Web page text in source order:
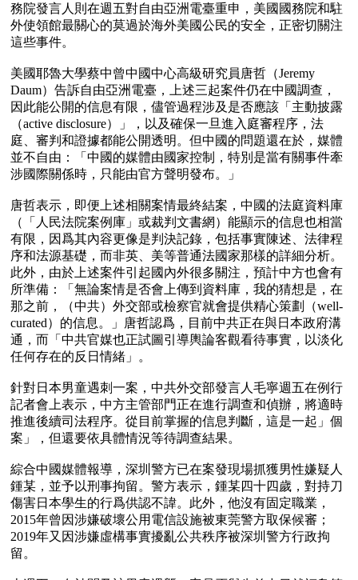
務院發言人則在週五對自由亞洲電臺重申，美國國務院和駐
外使領館最關心的莫過於海外美國公民的安全，正密切關注
這些事件。
美國耶魯大學蔡中曾中國中心高級研究員唐哲（Jeremy
Daum）告訴自由亞洲電臺，上述三起案件仍在中國調查，
因此能公開的信息有限，儘管過程涉及是否應該「主動披露
（active disclosure）」，以及確保一旦進入庭審程序，法
庭、審判和證據都能公開透明。但中國的問題還在於，媒體
並不自由：「中國的媒體由國家控制，特別是當有關事件牽
涉國際關係時，只能由官方聲明發布。」
唐哲表示，即便上述相關案情最終結案，中國的法庭資料庫
（「人民法院案例庫」或裁判文書網）能顯示的信息也相當
有限，因爲其內容更像是判決記錄，包括事實陳述、法律程
序和法源基礎，而非英、美等普通法國家那樣的詳細分析。
此外，由於上述案件引起國內外很多關注，預計中方也會有
所準備：「無論案情是否會上傳到資料庫，我的猜想是，在
那之前，（中共）外交部或檢察官就會提供精心策劃（well-
curated）的信息。」唐哲認爲，目前中共正在與日本政府溝
通，而「中共官媒也正試圖引導輿論客觀看待事實，以淡化
任何存在的反日情緒」。
針對日本男童遇刺一案，中共外交部發言人毛寧週五在例行
記者會上表示，中方主管部門正在進行調查和偵辦，將適時
推進後續司法程序。從目前掌握的信息判斷，這是一起」個
案」，但還要依具體情況等待調查結果。
綜合中國媒體報導，深圳警方已在案發現場抓獲男性嫌疑人
鍾某，並予以刑事拘留。警方表示，鍾某四十四歲，對持刀
傷害日本學生的行爲供認不諱。此外，他沒有固定職業，
2015年曾因涉嫌破壞公用電信設施被東莞警方取保候審；
2019年又因涉嫌虛構事實擾亂公共秩序被深圳警方行政拘
留。